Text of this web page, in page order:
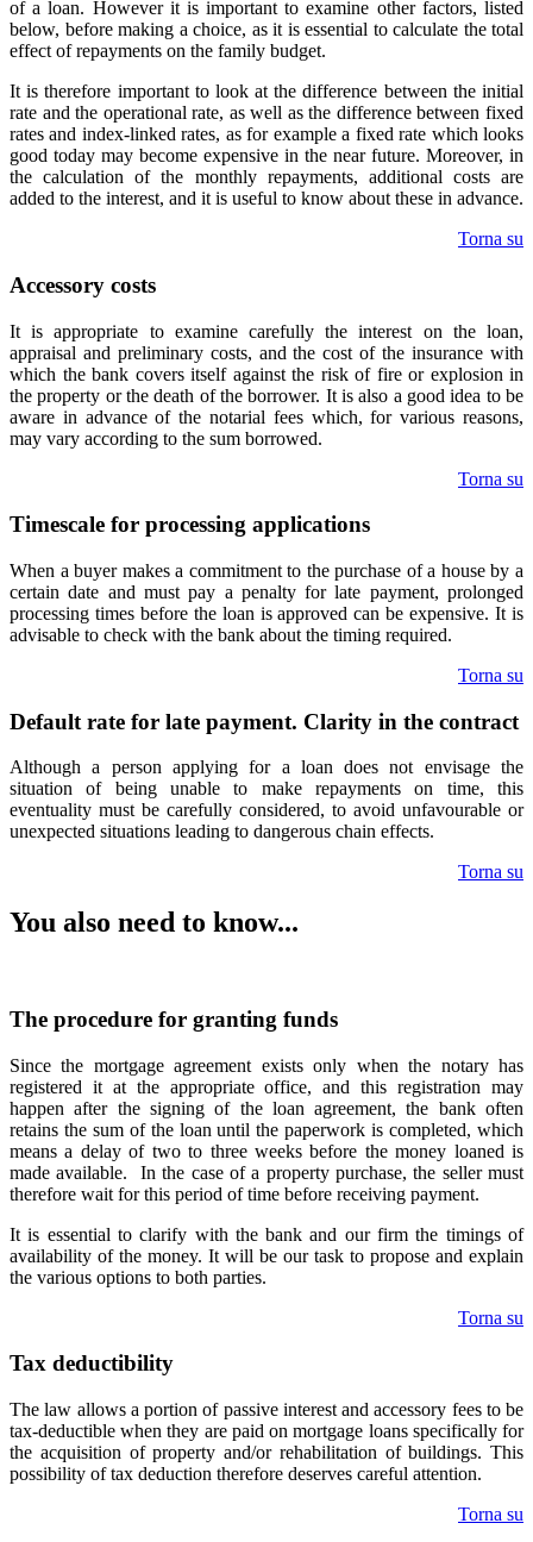
of a loan. However it is important to examine other factors, listed
below, before making a choice, as it is essential to calculate the total
effect of repayments on the family budget.
It is therefore important to look at the difference between the initial
rate and the operational rate, as well as the difference between fixed
rates and index-linked rates, as for example a fixed rate which looks
good today may become expensive in the near future. Moreover, in
the calculation of the monthly repayments, additional costs are
added to the interest, and it is useful to know about these in advance.
Torna su
Accessory costs
It is appropriate to examine carefully the interest on the loan,
appraisal and preliminary costs, and the cost of the insurance with
which the bank covers itself against the risk of fire or explosion in
the property or the death of the borrower. It is also a good idea to be
aware in advance of the notarial fees which, for various reasons,
may vary according to the sum borrowed.
Torna su
Timescale for processing applications
When a buyer makes a commitment to the purchase of a house by a
certain date and must pay a penalty for late payment, prolonged
processing times before the loan is approved can be expensive. It is
advisable to check with the bank about the timing required.
Torna su
Default rate for late payment. Clarity in the contract
Although a person applying for a loan does not envisage the
situation of being unable to make repayments on time, this
eventuality must be carefully considered, to avoid unfavourable or
unexpected situations leading to dangerous chain effects.
Torna su
You also need to know...
The procedure for granting funds
Since the mortgage agreement exists only when the notary has
registered it at the appropriate office, and this registration may
happen after the signing of the loan agreement, the bank often
retains the sum of the loan until the paperwork is completed, which
means a delay of two to three weeks before the money loaned is
made available. In the case of a property purchase, the seller must
therefore wait for this period of time before receiving payment.
It is essential to clarify with the bank and our firm the timings of
availability of the money. It will be our task to propose and explain
the various options to both parties.
Torna su
Tax deductibility
The law allows a portion of passive interest and accessory fees to be
tax-deductible when they are paid on mortgage loans specifically for
the acquisition of property and/or rehabilitation of buildings. This
possibility of tax deduction therefore deserves careful attention.
Torna su